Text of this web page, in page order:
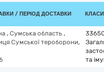
/ ПЕРІОД ДОСТАВКИ
, Сумська область ,
Сумської тероборони,
та